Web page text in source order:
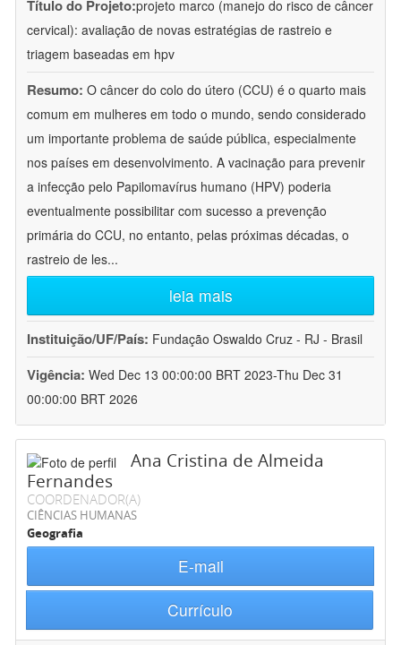
Título do Projeto:projeto marco (manejo do risco de câncer
cervical): avaliação de novas estratégias de rastreio e
triagem baseadas em hpv
Resumo: O câncer do colo do útero (CCU) é o quarto mais
comum em mulheres em todo o mundo, sendo considerado
um importante problema de saúde pública, especialmente
nos países em desenvolvimento. A vacinação para prevenir
a infecção pelo Papilomavírus humano (HPV) poderia
eventualmente possibilitar com sucesso a prevenção
primária do CCU, no entanto, pelas próximas décadas, o
rastreio de les...
leia mais
Instituição/UF/País: Fundação Oswaldo Cruz - RJ - Brasil
Vigência: Wed Dec 13 00:00:00 BRT 2023-Thu Dec 31
00:00:00 BRT 2026
Ana Cristina de Almeida
Fernandes
COORDENADOR(A)
CIÊNCIAS HUMANAS
Geografia
E-mail
Currículo